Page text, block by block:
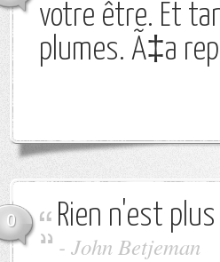
votre être. Et
plumes. Ã‡a
0 Rien n'est
- John Betjeman